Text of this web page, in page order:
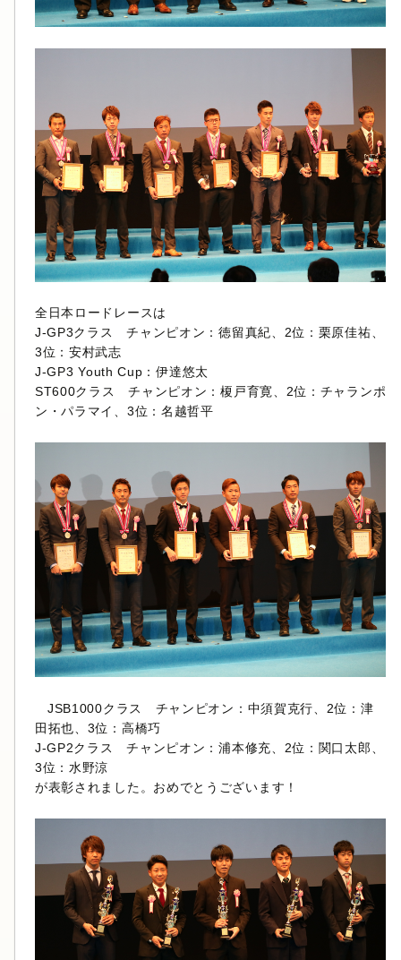
全日本ロードレースは
J-GP3クラス チャンピオン：徳留真紀、2位：栗原佳祐、
3位：安村武志
J-GP3 Youth Cup：伊達悠太
ST600クラス チャンピオン：榎戸育寛、2位：チャランポ
ン・パラマイ、3位：名越哲平
JSB1000クラス チャンピオン：中須賀克行、2位：津
田拓也、3位：高橋巧
J-GP2クラス チャンピオン：浦本修充、2位：関口太郎、
3位：水野涼
が表彰されました。おめでとうございます！